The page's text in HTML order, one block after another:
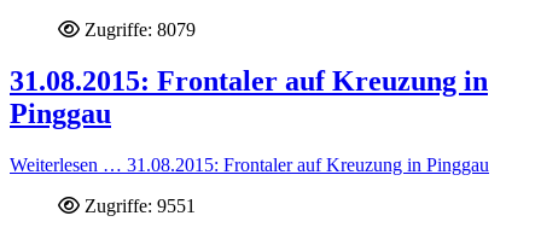
Zugriffe: 8079
31.08.2015: Frontaler auf Kreuzung in
Pinggau
Weiterlesen … 31.08.2015: Frontaler auf Kreuzung in Pinggau
Zugriffe: 9551